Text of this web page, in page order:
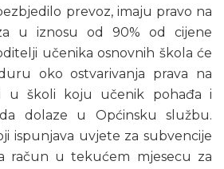
prevoz, imaju pravo na
u iznosu od 90% od cijene
učenika osnovnih škola će
oko ostvarivanja prava na
u školi koju učenik pohađa i
dolaze u Općinsku službu.
ispunjava uvjete za subvencije
račun u tekućem mjesecu za